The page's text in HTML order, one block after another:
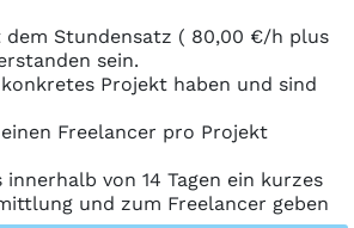
dem Stundensatz ( 80,00 €/h plus
sein.
Projekt haben und sind
Freelancer pro Projekt
innerhalb von 14 Tagen ein kurzes
und zum Freelancer geben